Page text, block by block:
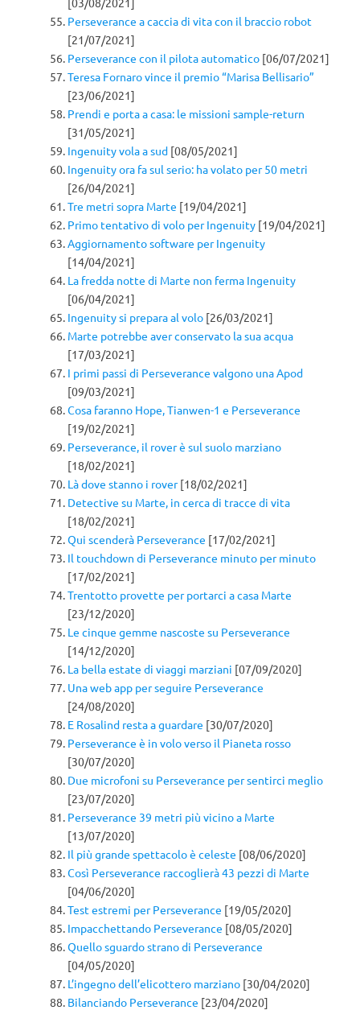
Perseverance a caccia di vita con il braccio robot
[21/07/2021]
Perseverance con il pilota automatico [06/07/2021]
Teresa Fornaro vince il premio “Marisa Bellisario”
[23/06/2021]
Prendi e porta a casa: le missioni sample-return
[31/05/2021]
Ingenuity vola a sud [08/05/2021]
Ingenuity ora fa sul serio: ha volato per 50 metri
[26/04/2021]
Tre metri sopra Marte [19/04/2021]
Primo tentativo di volo per Ingenuity [19/04/2021]
Aggiornamento software per Ingenuity
[14/04/2021]
La fredda notte di Marte non ferma Ingenuity
[06/04/2021]
Ingenuity si prepara al volo [26/03/2021]
Marte potrebbe aver conservato la sua acqua
[17/03/2021]
I primi passi di Perseverance valgono una Apod
[09/03/2021]
Cosa faranno Hope, Tianwen-1 e Perseverance
[19/02/2021]
Perseverance, il rover è sul suolo marziano
[18/02/2021]
Là dove stanno i rover[18/02/2021]
Detective su Marte, in cerca di tracce di vita
[18/02/2021]
Qui scenderà Perseverance [17/02/2021]
Il touchdown di Perseverance minuto per minuto
[17/02/2021]
Trentotto provette per portarci a casa Marte
[23/12/2020]
Le cinque gemme nascoste su Perseverance
[14/12/2020]
La bella estate di viaggi marziani [07/09/2020]
Una web app per seguire Perseverance
[24/08/2020]
E Rosalind resta a guardare [30/07/2020]
Perseverance è in volo verso il Pianeta rosso
[30/07/2020]
Due microfoni su Perseverance per sentirci meglio
[23/07/2020]
Perseverance 39 metri più vicino a Marte
[13/07/2020]
Il più grande spettacolo è celeste [08/06/2020]
Così Perseverance raccoglierà 43 pezzi di Marte
[04/06/2020]
Test estremi per Perseverance [19/05/2020]
Impacchettando Perseverance [08/05/2020]
Quello sguardo strano di Perseverance
[04/05/2020]
L’ingegno dell’elicottero marziano [30/04/2020]
Bilanciando Perseverance [23/04/2020]